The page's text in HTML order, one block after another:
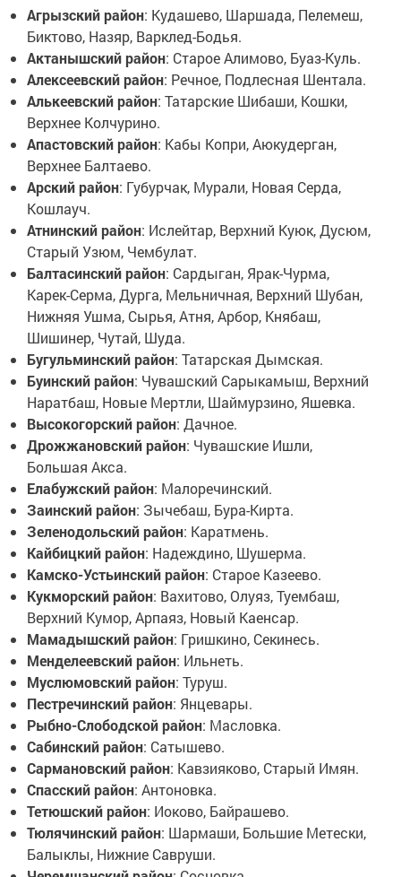
Агрызский район: Кудашево, Шаршада, Пелемеш,
Биктово, Назяр, Варклед-Бодья.
Актанышский район: Старое Алимово, Буаз-Куль.
Алексеевский район: Речное, Подлесная Шентала.
Алькеевский район: Татарские Шибаши, Кошки,
Верхнее Колчурино.
Апастовский район: Кабы Копри, Аюкудерган,
Верхнее Балтаево.
Арский район: Губурчак, Мурали, Новая Серда,
Кошлауч.
Атнинский район: Ислейтар, Верхний Куюк, Дусюм,
Старый Узюм, Чембулат.
Балтасинский район: Сардыган, Ярак-Чурма,
Карек-Серма, Дурга, Мельничная, Верхний Шубан,
Нижняя Ушма, Сырья, Атня, Арбор, Княбаш,
Шишинер, Чутай, Шуда.
Бугульминский район: Татарская Дымская.
Буинский район: Чувашский Сарыкамыш, Верхний
Наратбаш, Новые Мертли, Шаймурзино, Яшевка.
Высокогорский район: Дачное.
Дрожжановский район: Чувашские Ишли,
Большая Акса.
Елабужский район: Малоречинский.
Заинский район: Зычебаш, Бура-Кирта.
Зеленодольский район: Каратмень.
Кайбицкий район: Надеждино, Шушерма.
Камско-Устьинский район: Старое Казеево.
Кукморский район: Вахитово, Олуяз, Туембаш,
Верхний Кумор, Арпаяз, Новый Каенсар.
Мамадышский район: Гришкино, Секинесь.
Менделеевский район: Ильнеть.
Муслюмовский район: Туруш.
Пестречинский район: Янцевары.
Рыбно-Слободской район: Масловка.
Сабинский район: Сатышево.
Сармановский район: Кавзияково, Старый Имян.
Спасский район: Антоновка.
Тетюшский район: Иоково, Байрашево.
Тюлячинский район: Шармаши, Большие Метески,
Балыклы, Нижние Савруши.